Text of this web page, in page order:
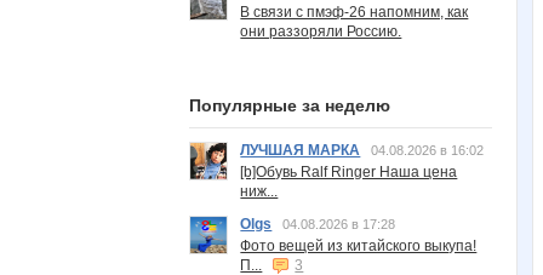
В связи с пмэф-26 напомним, как
они раззоряли Россию.
Популярные за неделю
ЛУЧШАЯ МАРКА 04.08.2026 в 16:02
[b]Обувь Ralf Ringer Наша цена
ниж...
Olgs
04.08.2026 в 17:28
Фото вещей из китайского выкупа!
П...
3